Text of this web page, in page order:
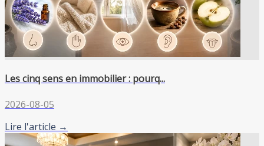
Les cinq sens en immobilier : pourq...
2026-08-05
Lire l'article →